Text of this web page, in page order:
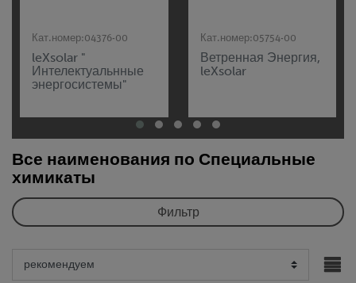
Кат.номер:04376-00
leXsolar "
Интелектуальнные
энергосистемы"
Кат.номер:05754-00
Ветренная Энергия,
leXsolar
Все наименования по Специальные
химикаты
Фильтр